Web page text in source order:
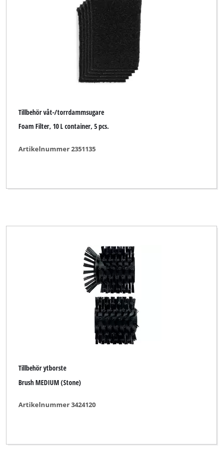
Tillbehör ytborste
Einhell
Einhell Accessory
Einhell Grey
Tillbehör våt-/torrdammsugare
Foam Filter, 10 L container, 5 pcs.
Artikelnummer 2351135
Tillbehör ytborste
Brush MEDIUM (Stone)
Artikelnummer 3424120